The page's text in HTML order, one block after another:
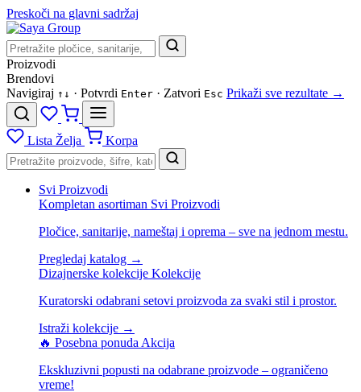
Preskoči na glavni sadržaj
Proizvodi
Brendovi
Navigiraj ↑ ↓ · Potvrdi Enter · Zatvori Esc Prikaži sve rezultate →
Lista Želja Korpa
Svi Proizvodi
Kompletan asortiman Svi Proizvodi
Pločice, sanitarije, nameštaj i oprema – sve na jednom mestu.
Pregledaj katalog →
Dizajnerske kolekcije Kolekcije
Kuratorski odabrani setovi proizvoda za svaki stil i prostor.
Istraži kolekcije →
🔥 Posebna ponuda Akcija
Ekskluzivni popusti na odabrane proizvode – ograničeno
vreme!